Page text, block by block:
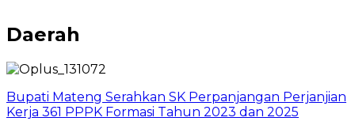
Daerah
Bupati Mateng Serahkan SK Perpanjangan Perjanjian
Kerja 361 PPPK Formasi Tahun 2023 dan 2025